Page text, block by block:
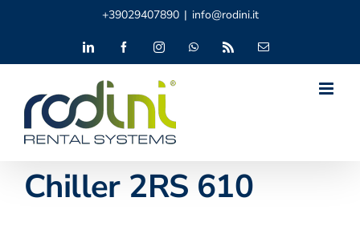
+39029407890 | info@rodini.it
LinkedIn FacebookInstagramWhatsApp Email
Chiller 2RS 610